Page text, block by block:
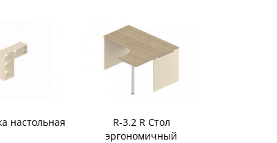
настольная
R-3.2 R Стол
эргономичный